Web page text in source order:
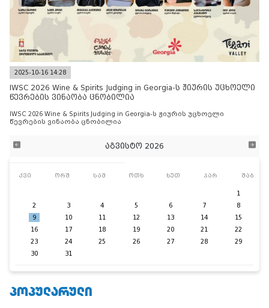
2025-10-16 14:28
IWSC 2026 Wine & Spirits Judging in Georgia-ს ჟიურის უცხოელი
წევრების ვინაობა ცნობილია
IWSC 2026 Wine & Spirits Judging in Georgia-ს ჟიურის უცხოელი
წევრების ვინაობა ცნობილია
აგვისტო 2026
კვი ორშ სამ ოთხ ხუთ პარ შაბ
1
2
3 4 5 6 7
8
9
10 11 12 13 14
15
16
17 18 19 20 21
22
23
24 25 26 27 28
29
30
31
ᲞᲝᲞᲣᲚᲐᲠᲣᲚᲘ